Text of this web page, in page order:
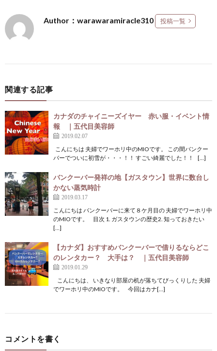
Author：warawaramiracle310 投稿一覧
関連する記事
カナダのチャイニーズイヤー 赤い服・イベント情
報 ｜五代目美容師
2019.02.07
こんにちは 夫婦でワーホリ中のMIOです。 この間バンクー
バーでついに初雪が・・・！！ すごい綺麗でした！！ […]
バンクーバー発祥の地【ガスタウン】世界に数台し
かない蒸気時計
2019.03.17
こんにちは バンクーバーに来て８ケ月目の 夫婦でワーホリ中
のMIOです。 目次 1. ガスタウンの歴史2. 知っておきたい
[…]
【カナダ】おすすめバンクーバーで借りるならどこ
のレンタカー？ 大手は？ ｜五代目美容師
2019.01.29
こんにちは、 いきなり部屋の机が落ちてびっくりした 夫婦
でワーホリ中のMIOです。 今回はカナ[…]
コメントを書く